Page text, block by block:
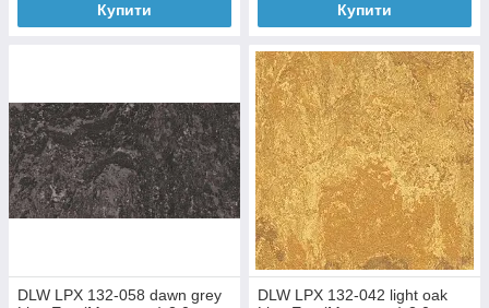
Купити Купити
DLW LPX 132-058 dawn grey
DLW LPX 132-042 light oak